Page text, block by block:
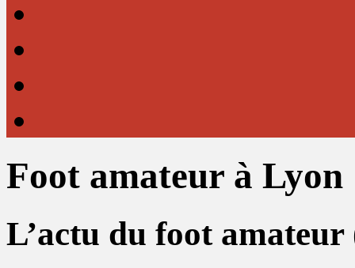
Foot amateur à Lyon
L’actu du foot